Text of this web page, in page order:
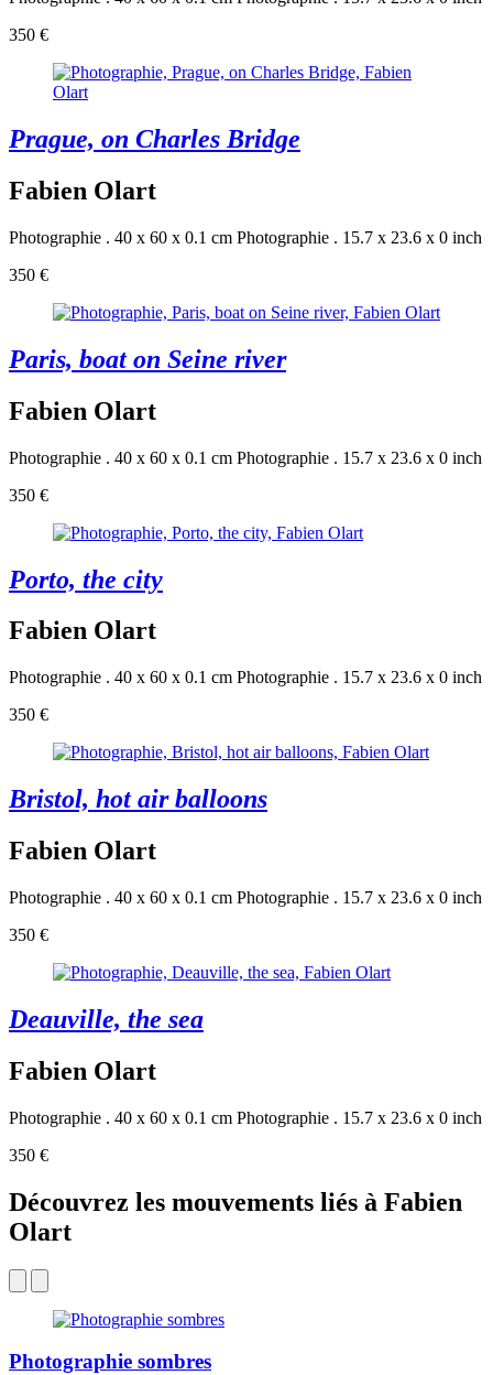
350 €
Prague, on Charles Bridge
Fabien Olart
Photographie . 40 x 60 x 0.1 cm Photographie . 15.7 x 23.6 x 0 inch
350 €
Paris, boat on Seine river
Fabien Olart
Photographie . 40 x 60 x 0.1 cm Photographie . 15.7 x 23.6 x 0 inch
350 €
Porto, the city
Fabien Olart
Photographie . 40 x 60 x 0.1 cm Photographie . 15.7 x 23.6 x 0 inch
350 €
Bristol, hot air balloons
Fabien Olart
Photographie . 40 x 60 x 0.1 cm Photographie . 15.7 x 23.6 x 0 inch
350 €
Deauville, the sea
Fabien Olart
Photographie . 40 x 60 x 0.1 cm Photographie . 15.7 x 23.6 x 0 inch
350 €
Découvrez les mouvements liés à Fabien
Olart
Photographie sombres